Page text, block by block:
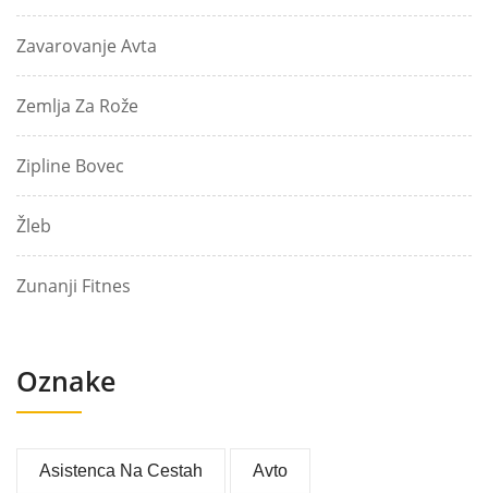
Zavarovanje Avta
Zemlja Za Rože
Zipline Bovec
Žleb
Zunanji Fitnes
Oznake
Asistenca Na Cestah Avto